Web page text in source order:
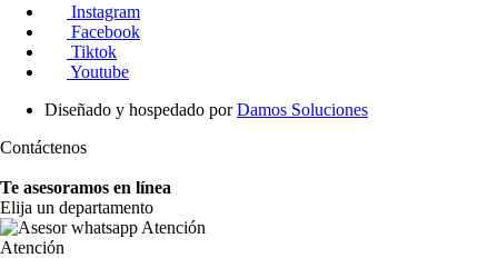
Instagram
Facebook
Tiktok
Youtube
Diseñado y hospedado porDamos Soluciones
Contáctenos
Te asesoramos en línea
Elija un departamento
Atención